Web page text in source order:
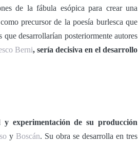
de la fábula esópica para crear una
precursor de la poesía burlesca que
desarrollarían posteriormente autores
Berni, sería decisiva en el desarrollo
experimentación de su producción
y Boscán. Su obra se desarrolla en tres